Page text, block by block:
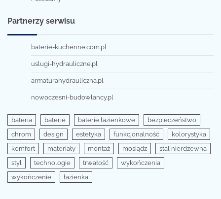
Partnerzy serwisu
baterie-kuchenne.com.pl
uslugi-hydrauliczne.pl
armaturahydrauliczna.pl
nowoczesni-budowlancy.pl
bateria baterie baterie łazienkowe
bezpieczeństwo
chrom
design estetyka funkcjonalność
kolorystyka
komfort
materiały montaż mosiądz
stal nierdzewna
styl
technologie trwałość
wykończenia
wykończenie
łazienka